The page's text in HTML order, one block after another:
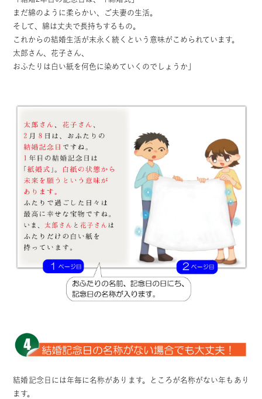
まだ綿のように柔らかい、ご夫妻の生活。
そして、綿は丈夫で長持ちするもの。
これからの結婚生活が末永く続くという意味がこめられています。
太郎さん、花子さん、
おふたりは白い紙を何色に染めていくのでしょうか」
結婚記念日には年毎に名称があります。ところが名称がない年もあり
ます。